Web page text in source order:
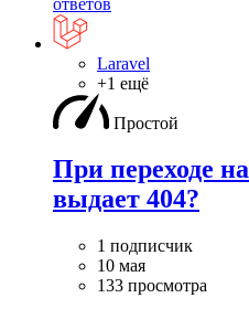
Laravel
+1 ещё
Простой
При переходе
выдает 404?
1 подписчик
10 мая
133 просмотра